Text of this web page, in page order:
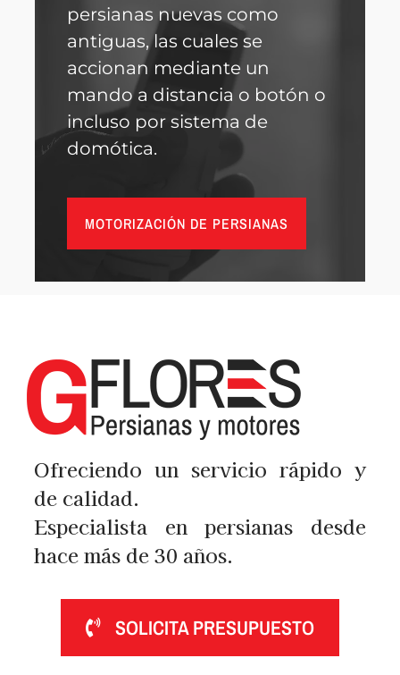
persianas nuevas como
antiguas, las cuales se
accionan mediante un
mando a distancia o botón o
incluso por sistema de
domótica.
MOTORIZACIÓN DE PERSIANAS
Ofreciendo un servicio rápido y
de calidad.
Especialista en persianas desde
hace más de 30 años.
SOLICITA PRESUPUESTO